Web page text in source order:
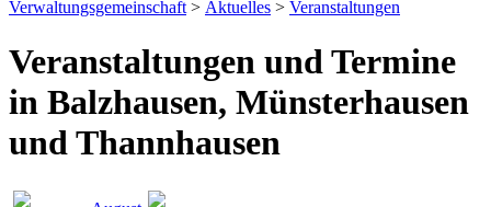
Verwaltungsgemeinschaft > Aktuelles > Veranstaltungen
Veranstaltungen und Termine
in Balzhausen, Münsterhausen
und Thannhausen